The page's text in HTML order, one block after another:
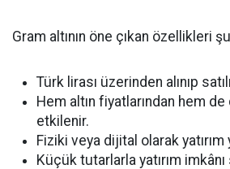
Gram altının öne çıkan özellikleri
Türk lirası üzerinden alınıp
Hem altın fiyatlarından hem
etkilenir.
Fiziki veya dijital olarak yatırım
Küçük tutarlarla yatırım imkânı